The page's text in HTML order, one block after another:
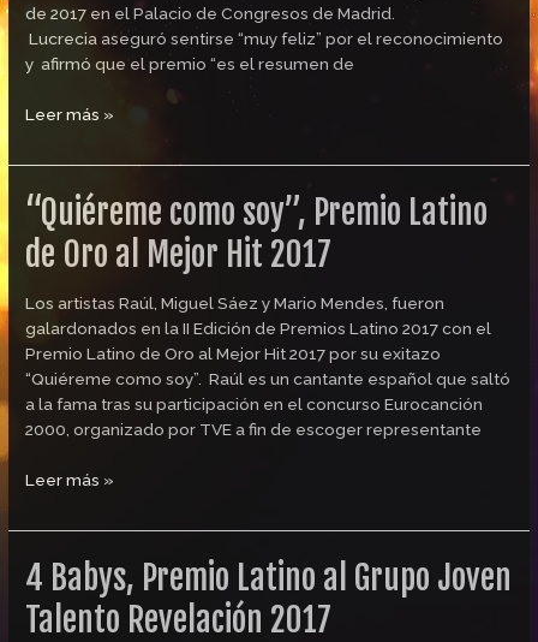
de 2017 en el Palacio de Congresos de Madrid.
Lucrecia aseguró sentirse “muy feliz” por el reconocimiento
y afirmó que el premio “es el resumen de
Leer más »
“Quiéreme como soy”, Premio Latino
de Oro al Mejor Hit 2017
Los artistas Raúl, Miguel Sáez y Mario Mendes, fueron
galardonados en la II Edición de Premios Latino 2017 con el
Premio Latino de Oro al Mejor Hit 2017 por su exitazo
“Quiéreme como soy”. Raúl es un cantante español que saltó
a la fama tras su participación en el concurso Eurocanción
2000, organizado por TVE a fin de escoger representante
“Quiéreme
como
soy”,
Latino
de
Oro
al
Mejor
Hit
Leer más »
4 Babys, Premio Latino al Grupo Joven
Talento Revelación 2017
4
Babys,
Premio